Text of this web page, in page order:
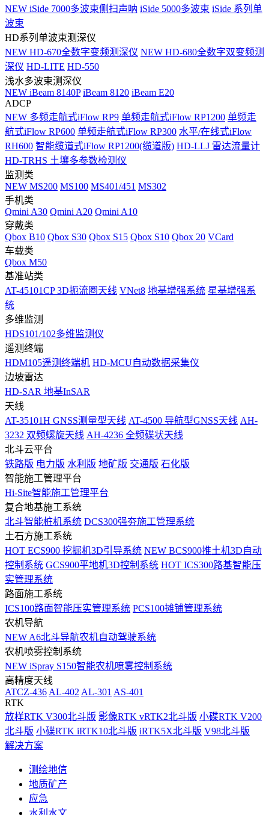
NEW iSide 7000多波束侧扫声呐 iSide 5000多波束 iSide 系列单
波束
HD系列单波束测深仪
NEW HD-670全数字变频测深仪 NEW HD-680全数字双变频测
深仪 HD-LITE HD-550
浅水多波束测深仪
NEW iBeam 8140P iBeam 8120 iBeam E20
ADCP
NEW 多频走航式iFlow RP9 单频走航式iFlow RP1200 单频走
航式iFlow RP600 单频走航式iFlow RP300 水平/在线式iFlow
RH600 智能缆道式iFlow RP1200(缆道版) HD-LLJ 雷达流量计
HD-TRHS 土壤多参数检测仪
监测类
NEW MS200 MS100 MS401/451 MS302
手机类
Qmini A30 Qmini A20 Qmini A10
穿戴类
Qbox B10 Qbox S30 Qbox S15 Qbox S10 Qbox 20 VCard
车载类
Qbox M50
基准站类
AT-45101CP 3D扼流圈天线 VNet8 地基增强系统 星基增强系
统
多维监测
HDS101/102多维监测仪
遥测终端
HDM105遥测终端机 HD-MCU自动数据采集仪
边坡雷达
HD-SAR 地基InSAR
天线
AT-35101H GNSS测量型天线 AT-4500 导航型GNSS天线 AH-
3232 双频螺旋天线 AH-4236 全频碟状天线
北斗云平台
铁路版 电力版 水利版 地矿版 交通版 石化版
智能施工管理平台
Hi-Site智能施工管理平台
复合地基施工系统
北斗智能桩机系统 DCS300强夯施工管理系统
土石方施工系统
HOT ECS900 挖掘机3D引导系统 NEW BCS900推土机3D自动
控制系统 GCS900平地机3D控制系统 HOT ICS300路基智能压
实管理系统
路面施工系统
ICS100路面智能压实管理系统 PCS100摊铺管理系统
农机导航
NEW A6北斗导航农机自动驾驶系统
农机喷雾控制系统
NEW iSpray S150智能农机喷雾控制系统
高精度天线
ATCZ-436 AL-402 AL-301 AS-401
RTK
放样RTK V300北斗版 影像RTK vRTK2北斗版 小碟RTK V200
北斗版 小碟RTK iRTK10北斗版 iRTK5X北斗版 V98北斗版
解决方案
测绘地信
地质矿产
应急
水利水文